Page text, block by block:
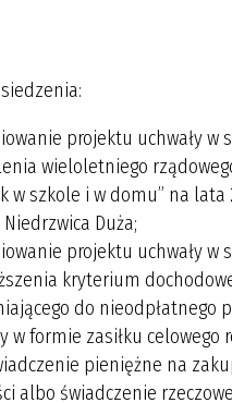
projektu uchwały w
wieloletniego
w szkole i w domu” na lata
Duża;
projektu uchwały w
kryterium
do nieodpłatnego
w formie zasiłku celowego
pieniężne na
albo świadczenie